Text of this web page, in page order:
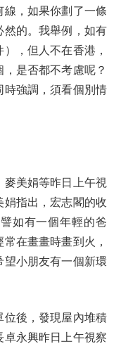
線，如果你劃了一條
然的。我舉例，如有
，但人不在香港，
是否都不考慮呢？
時強調，須看個別情
美娟等昨日上午視
指出，宏志閣的收
如有一個年輕的爸
在畫畫時畫到火，
小朋友有一個新環
後，發現屋內堆積
永興昨日上午視察